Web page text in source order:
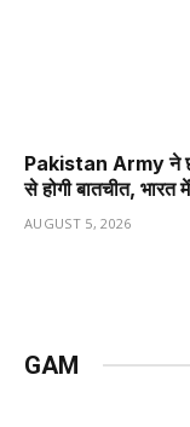
Pakistan Army ने
से होगी बातचीत,
AUGUST 5, 2026
GAM